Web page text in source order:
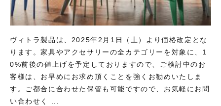
ヴィトラ製品は、2025年2月1日（土）より価格改定とな
ります。家具やアクセサリーの全カテゴリーを対象に、1
0%前後の値上げを予定しておりますので、ご検討中のお
客様は、お早めにお求め頂くことを強くお勧めいたしま
す。ご都合に合わせた保管も可能ですので、お気軽にお問
い合わせく ...